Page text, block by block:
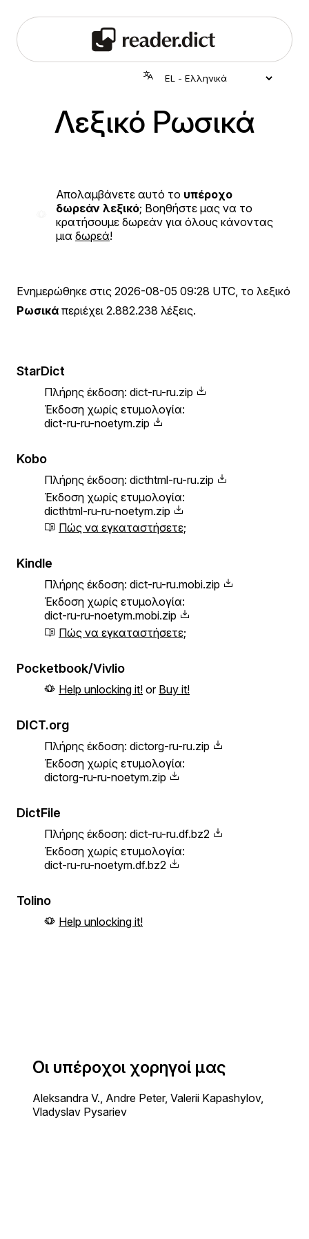
Λεξικό Ρωσικά
Απολαμβάνετε αυτό το υπέροχο
δωρεάν λεξικό; Βοηθήστε μας να το
κρατήσουμε δωρεάν για όλους κάνοντας
μια δωρεά!
Ενημερώθηκε στις 2026-08-05 09:28 UTC , το λεξικό
Ρωσικά περιέχει 2.882.238 λέξεις.
StarDict
Πλήρης έκδοση: dict-ru-ru.zip
Έκδοση χωρίς ετυμολογία:
dict-ru-ru-noetym.zip
Kobo
Πλήρης έκδοση: dicthtml-ru-ru.zip
Έκδοση χωρίς ετυμολογία:
dicthtml-ru-ru-noetym.zip
Πώς να εγκαταστήσετε;
Kindle
Πλήρης έκδοση: dict-ru-ru.mobi.zip
Έκδοση χωρίς ετυμολογία:
dict-ru-ru-noetym.mobi.zip
Πώς να εγκαταστήσετε;
Pocketbook/Vivlio
Help unlocking it! or Buy it!
DICT.org
Πλήρης έκδοση: dictorg-ru-ru.zip
Έκδοση χωρίς ετυμολογία:
dictorg-ru-ru-noetym.zip
DictFile
Πλήρης έκδοση: dict-ru-ru.df.bz2
Έκδοση χωρίς ετυμολογία:
dict-ru-ru-noetym.df.bz2
Tolino
Help unlocking it!
Οι υπέροχοι χορηγοί μας
Aleksandra V., Andre Peter, Valerii Kapashylov,
Vladyslav Pysariev